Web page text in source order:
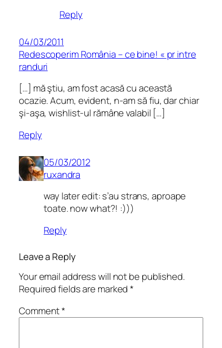
Reply
04/03/2011
Redescoperim România – ce bine! « pr intre
randuri
[…] mă ştiu, am fost acasă cu această
ocazie. Acum, evident, n-am să fiu, dar chiar
şi-aşa, wishlist-ul rămâne valabil […]
Reply
05/03/2012
ruxandra
way later edit: s’au strans, aproape
toate. now what?! :)))
Reply
Leave a Reply
Your email address will not be published.
Required fields are marked*
Comment*